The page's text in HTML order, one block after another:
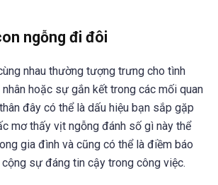
ngỗng đi đôi
nhau thường tượng trưng cho tình
hoặc sự gắn kết trong các mối quan
đây có thể là dấu hiệu bạn sắp gặp
mơ thấy vịt ngỗng đánh số gì này thể
gia đình và cũng có thể là điềm báo
sự đáng tin cậy trong công việc.